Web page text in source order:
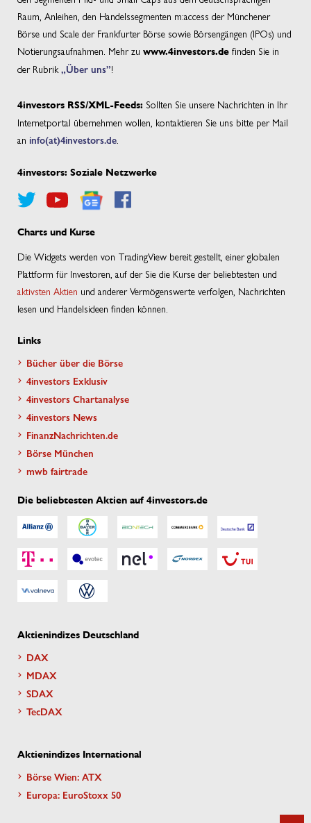
Raum, Anleihen, den Handelssegmenten m:access der Münchener
Börse und Scale der Frankfurter Börse sowie Börsengängen (IPOs) und
Notierungsaufnahmen. Mehr zu www.4investors.de finden Sie in
der Rubrik „Über uns”!
4investors RSS/XML-Feeds: Sollten Sie unsere Nachrichten in Ihr
Internetportal übernehmen wollen, kontaktieren Sie uns bitte per Mail
an info(at)4investors.de
4investors: Soziale Netzwerke
Charts und Kurse
Die Widgets werden von TradingView bereit gestellt, einer globalen
Plattform für Investoren, auf der Sie die Kurse der beliebtesten und
aktivsten Aktien und anderer Vermögenswerte verfolgen, Nachrichten
lesen und Handelsideen finden können.
Links
Bücher über die Börse
4investors Exklusiv
4investors Chartanalyse
4investors News
FinanzNachrichten.de
Börse München
mwb fairtrade
Die beliebtesten Aktien auf 4investors.de
Aktienindizes Deutschland
DAX
MDAX
SDAX
TecDAX
Aktienindizes International
Börse Wien: ATX
Europa: EuroStoxx 50